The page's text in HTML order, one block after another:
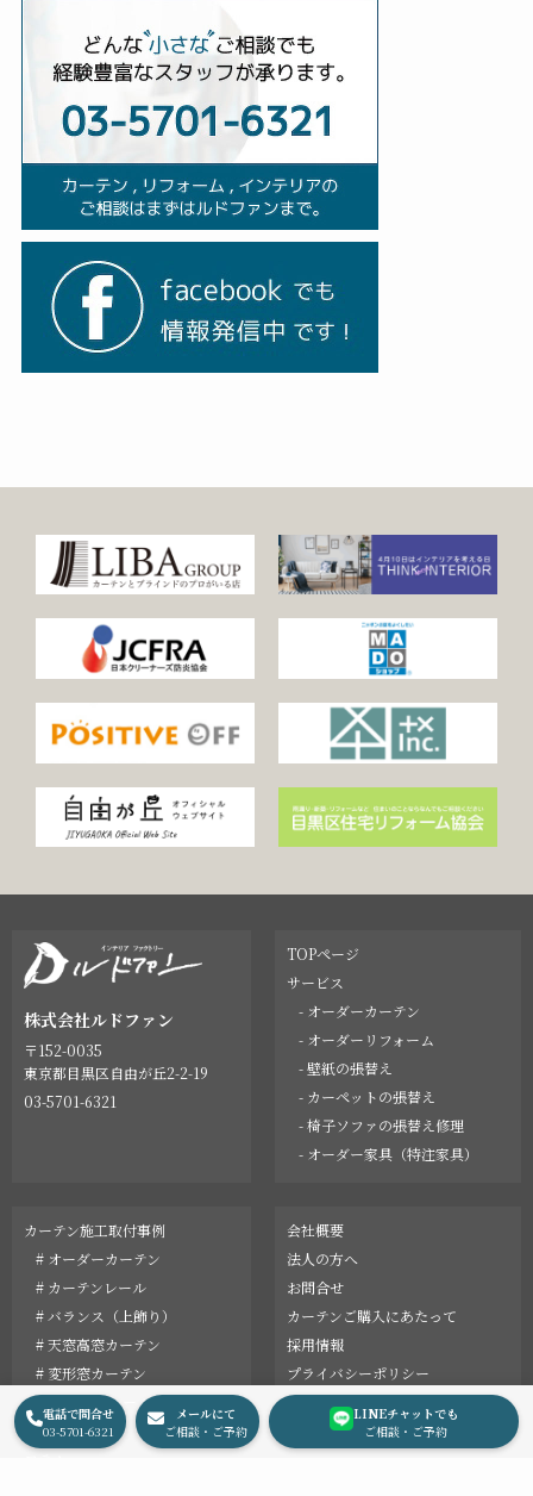
株式会社ルドファン
〒152-0035
東京都目黒区自由が丘2-2-19
03-5701-6321
TOPページ
サービス
- オーダーカーテン
- オーダーリフォーム
- 壁紙の張替え
- カーペットの張替え
- 椅子ソファの張替え修理
- オーダー家具（特注家具）
カーテン施工取付事例
# オーダーカーテン
# カーテンレール
# バランス（上飾り）
# 天窓高窓カーテン
# 変形窓カーテン
オーダーリフォーム事例
最新情報
コラム
会社概要
法人の方へ
お問合せ
カーテンご購入にあたって
採用情報
プライバシーポリシー
English
電話で問合せ
03-5701-6321
メールにて
ご相談・ご予約
LINEチャットでも
ご相談・ご予約